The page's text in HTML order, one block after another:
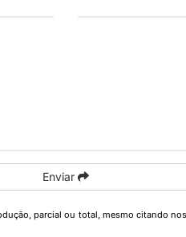
Enviar
parcial ou total, mesmo citando